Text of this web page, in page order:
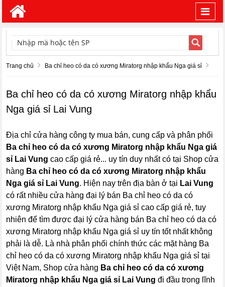
TÌM KIẾM
Trang chủ Ba chỉ heo có da có xương Miratorg nhập khẩu Nga giá sỉ
Ba chỉ heo có da có xương Miratorg nhập khẩu
Nga giá sỉ Lai Vung
Địa chỉ cửa hàng công ty mua bán, cung cấp và phân phối
Ba chỉ heo có da có xương Miratorg nhập khẩu Nga giá
sỉ Lai Vung cao cấp giá rẻ... uy tín duy nhất có tại Shop cửa
hàng Ba chỉ heo có da có xương Miratorg nhập khẩu
Nga giá sỉ Lai Vung. Hiện nay trên địa bàn ở tại Lai Vung
có rất nhiều cửa hàng đại lý bán Ba chỉ heo có da có
xương Miratorg nhập khẩu Nga giá sỉ cao cấp giá rẻ, tuy
nhiên để tìm được đại lý cửa hàng bán Ba chỉ heo có da có
xương Miratorg nhập khẩu Nga giá sỉ uy tín tốt nhất không
phải là dễ. Là nhà phân phối chính thức các mặt hàng Ba
chỉ heo có da có xương Miratorg nhập khẩu Nga giá sỉ tại
Việt Nam, Shop cửa hàng Ba chỉ heo có da có xương
Miratorg nhập khẩu Nga giá sỉ Lai Vung đi đầu trong lĩnh